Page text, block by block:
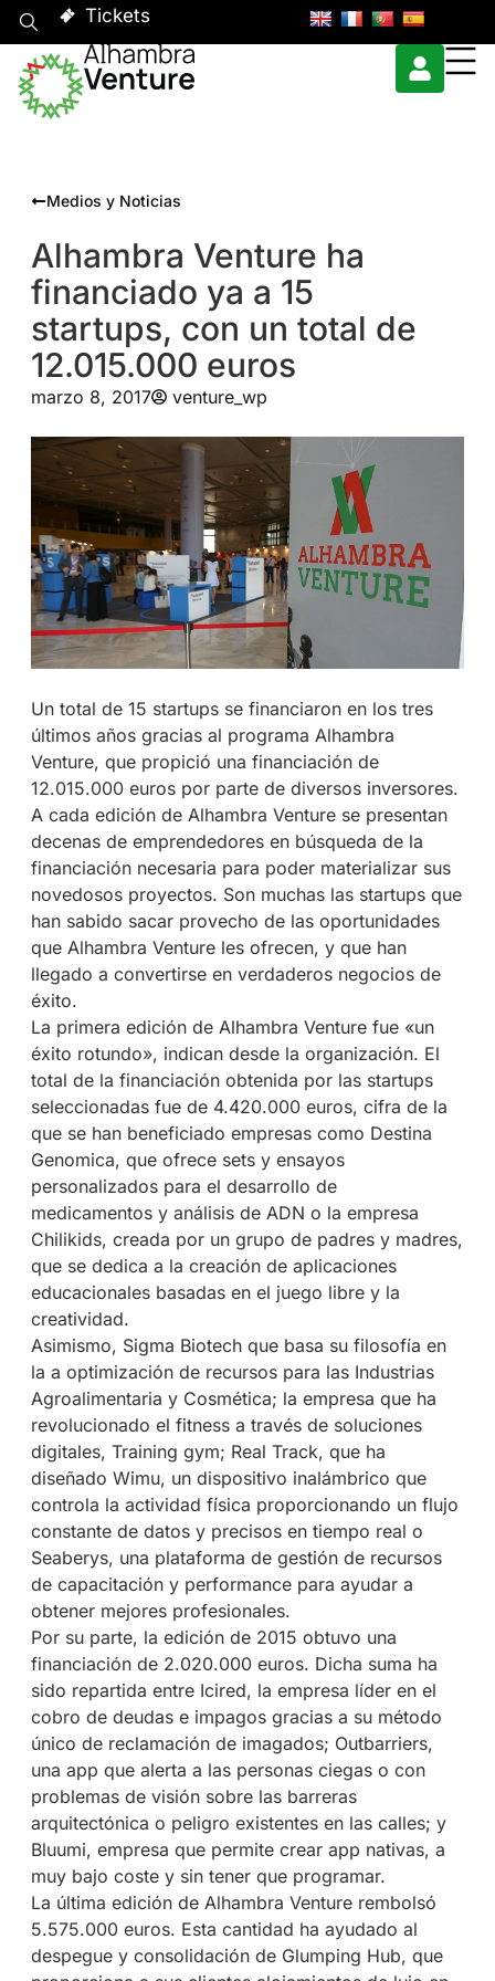
Tickets
Medios y Noticias
Alhambra Venture ha
financiado ya a 15
startups, con un total de
12.015.000 euros
marzo 8, 2017 venture_wp
Un total de 15 startups se financiaron en los tres
últimos años gracias al programa Alhambra
Venture, que propició una financiación de
12.015.000 euros por parte de diversos inversores.
A cada edición de Alhambra Venture se presentan
decenas de emprendedores en búsqueda de la
financiación necesaria para poder materializar sus
novedosos proyectos. Son muchas las startups que
han sabido sacar provecho de las oportunidades
que Alhambra Venture les ofrecen, y que han
llegado a convertirse en verdaderos negocios de
éxito.
La primera edición de Alhambra Venture fue «un
éxito rotundo», indican desde la organización. El
total de la financiación obtenida por las startups
seleccionadas fue de 4.420.000 euros, cifra de la
que se han beneficiado empresas como Destina
Genomica, que ofrece sets y ensayos
personalizados para el desarrollo de
medicamentos y análisis de ADN o la empresa
Chilikids, creada por un grupo de padres y madres,
que se dedica a la creación de aplicaciones
educacionales basadas en el juego libre y la
creatividad.
Asimismo, Sigma Biotech que basa su filosofía en
la a optimización de recursos para las Industrias
Agroalimentaria y Cosmética; la empresa que ha
revolucionado el fitness a través de soluciones
digitales, Training gym; Real Track, que ha
diseñado Wimu, un dispositivo inalámbrico que
controla la actividad física proporcionando un flujo
constante de datos y precisos en tiempo real o
Seaberys, una plataforma de gestión de recursos
de capacitación y performance para ayudar a
obtener mejores profesionales.
Por su parte, la edición de 2015 obtuvo una
financiación de 2.020.000 euros. Dicha suma ha
sido repartida entre Icired, la empresa líder en el
cobro de deudas e impagos gracias a su método
único de reclamación de imagados; Outbarriers,
una app que alerta a las personas ciegas o con
problemas de visión sobre las barreras
arquitectónica o peligro existentes en las calles; y
Bluumi, empresa que permite crear app nativas, a
muy bajo coste y sin tener que programar.
La última edición de Alhambra Venture rembolsó
5.575.000 euros. Esta cantidad ha ayudado al
despegue y consolidación de Glumping Hub, que